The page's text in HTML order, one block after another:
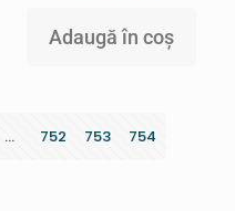
Adaugă în coș
… 752 753 754